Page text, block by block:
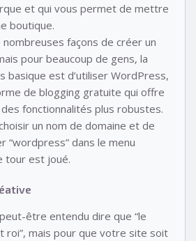
et qui vous permet de mettre
boutique.
façons de créer un
pour beaucoup de gens, la
basique est d’utiliser WordPress,
de blogging gratuite qui offre
fonctionnalités plus robustes.
un nom de domaine et de
“wordpress” dans le menu
tour est joué.
être entendu dire que “le
roi”, mais pour que votre site soit